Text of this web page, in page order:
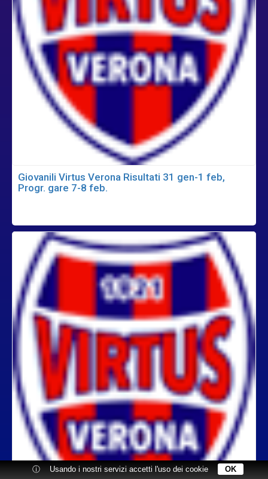
Giovanili Virtus Verona Risultati 31 gen-1 feb,
Progr. gare 7-8 feb.
ⓘ Usando i nostri servizi accetti l'uso dei cookie OK